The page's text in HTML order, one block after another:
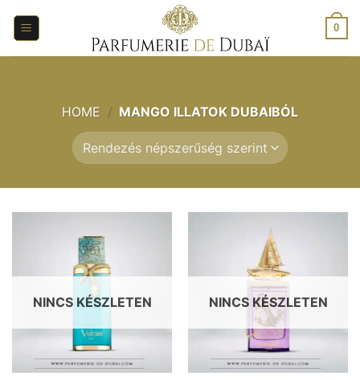
0
HOME / MANGO ILLATOK DUBAIBÓL
NINCS KÉSZLETEN NINCS KÉSZLETEN